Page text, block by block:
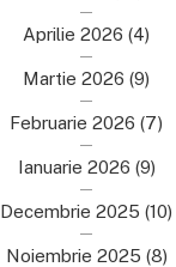
Aprilie 2026 (4)
Martie 2026 (9)
Februarie 2026 (7)
Ianuarie 2026 (9)
Decembrie 2025 (10)
Noiembrie 2025 (8)